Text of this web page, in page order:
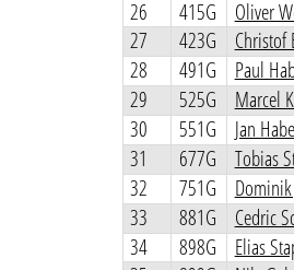
26
415G Oliver
27
423G Christof
28
491G Paul
29
525G Marcel
30
551G Jan
31
677G Tobias
32
751G
33
881G Cedric
34
898G Elias